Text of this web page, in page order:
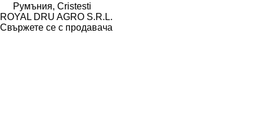
Румъния, Cristesti
ROYAL DRU AGRO S.R.L.
Свържете се с продавача